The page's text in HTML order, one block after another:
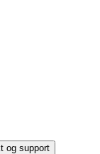
og support